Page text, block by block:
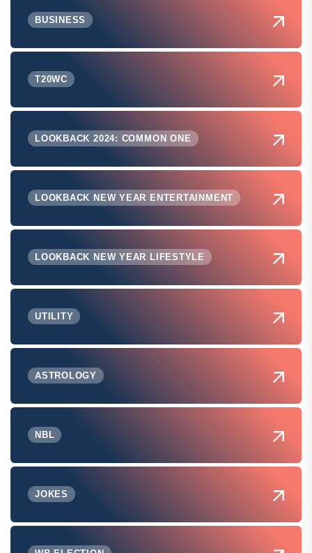
BUSINESS
T20WC
LOOKBACK 2024: COMMON ONE
LOOKBACK NEW YEAR ENTERTAINMENT
LOOKBACK NEW YEAR LIFESTYLE
UTILITY
ASTROLOGY
NBL
JOKES